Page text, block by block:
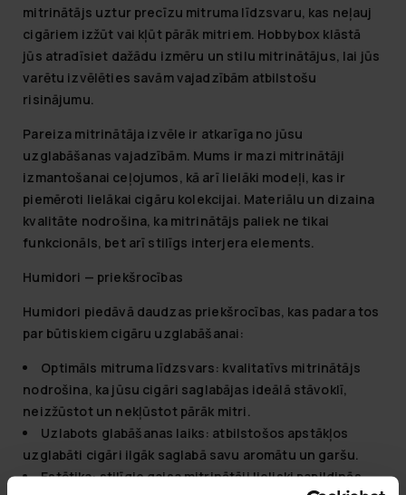
mitrinātājs uztur precīzu mitruma līdzsvaru, kas neļauj
cigāriem izžūt vai kļūt pārāk mitriem. Hobbybox klāstā
jūs atradīsiet dažādu izmēru un stilu mitrinātājus, lai jūs
varētu izvēlēties savām vajadzībām atbilstošu
risinājumu.
Pareiza mitrinātāja izvēle ir atkarīga no jūsu
uzglabāšanas vajadzībām. Mums ir mazi mitrinātāji
izmantošanai ceļojumos, kā arī lielāki modeļi, kas ir
piemēroti lielākai cigāru kolekcijai. Materiālu un dizaina
kvalitāte nodrošina, ka mitrinātājs paliek ne tikai
funkcionāls, bet arī stilīgs interjera elements.
Humidori — priekšrocības
Humidori piedāvā daudzas priekšrocības, kas padara tos
par būtiskiem cigāru uzglabāšanai:
Optimāls mitruma līdzsvars: kvalitatīvs mitrinātājs
nodrošina, ka jūsu cigāri saglabājas ideālā stāvoklī,
neizžūstot un nekļūstot pārāk mitri.
Uzlabots glabāšanas laiks: atbilstošos apstākļos
uzglabāti cigāri ilgāk saglabā savu aromātu un garšu.
Estētika:stilīgie gaisa mitrinātāji lieliski papildinās